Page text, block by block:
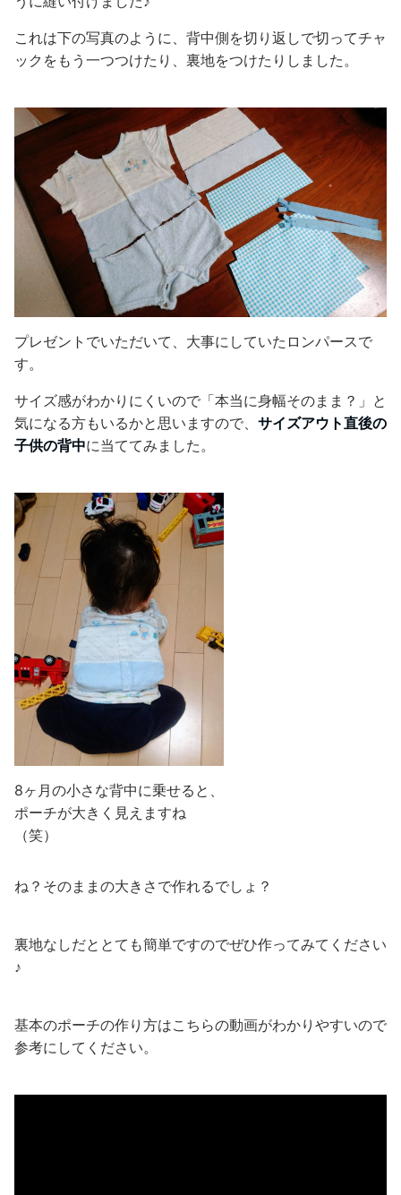
これは下の写真のように、背中側を切り返しで切ってチャ
ックをもう一つつけたり、裏地をつけたりしました。
プレゼントでいただいて、大事にしていたロンパースで
す。
サイズ感がわかりにくいので「本当に身幅そのまま？」と
気になる方もいるかと思いますので、 サイズアウト直後の
子供の背中に当ててみました。
8ヶ月の小さな背中に乗せると、
ポーチが大きく見えますね
（笑）
ね？そのままの大きさで作れるでしょ？
裏地なしだととても簡単ですのでぜひ作ってみてください
♪
基本のポーチの作り方はこちらの動画がわかりやすいので
参考にしてください。